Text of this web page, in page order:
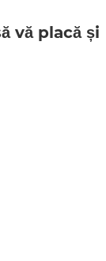
vă placă și